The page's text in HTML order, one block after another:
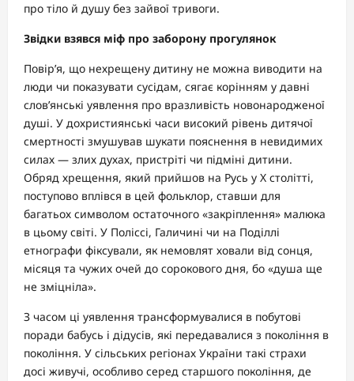
про тіло й душу без зайвої тривоги.
Звідки взявся міф про заборону прогулянок
Повір’я, що нехрещену дитину не можна виводити на
люди чи показувати сусідам, сягає корінням у давні
слов’янські уявлення про вразливість новонародженої
душі. У дохристиянські часи високий рівень дитячої
смертності змушував шукати пояснення в невидимих
силах — злих духах, пристріті чи підміні дитини.
Обряд хрещення, який прийшов на Русь у X столітті,
поступово вплівся в цей фольклор, ставши для
багатьох символом остаточного «закріплення» малюка
в цьому світі. У Поліссі, Галичині чи на Поділлі
етнографи фіксували, як немовлят ховали від сонця,
місяця та чужих очей до сорокового дня, бо «душа ще
не зміцніла».
З часом ці уявлення трансформувалися в побутові
поради бабусь і дідусів, які передавалися з покоління в
покоління. У сільських регіонах України такі страхи
досі живучі, особливо серед старшого покоління, де